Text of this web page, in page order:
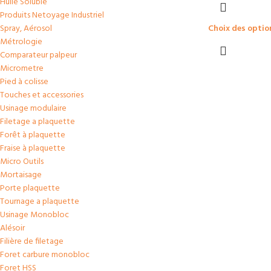
Produits Netoyage Industriel
Spray, Aérosol
Métrologie
Comparateur palpeur
Micrometre
Pied à colisse
Touches et accessories
Usinage modulaire
Filetage a plaquette
Forêt à plaquette
Fraise à plaquette
Micro Outils
Mortaisage
Porte plaquette
Tournage a plaquette
Usinage Monobloc
Alésoir
Filière de filetage
Foret carbure monobloc
Choix des